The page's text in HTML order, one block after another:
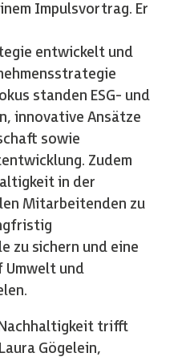
Impulsvortrag. Er
entwickelt und
standen ESG- und
innovative Ansätze
sowie
Zudem
in der
Mitarbeitenden zu
zu sichern und eine
Umwelt und
trifft
Gögelein,